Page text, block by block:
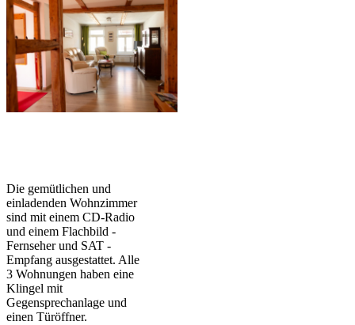
Die gemütlichen und
einladenden Wohnzimmer
sind mit einem CD-Radio
und einem Flachbild -
Fernseher und SAT -
Empfang ausgestattet. Alle
3 Wohnungen haben eine
Klingel mit
Gegensprechanlage und
einen Türöffner.